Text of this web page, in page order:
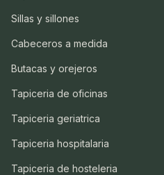
Sillas y sillones
Cabeceros a medida
Butacas y orejeros
Tapiceria de oficinas
Tapiceria geriatrica
Tapiceria hospitalaria
Tapiceria de hosteleria